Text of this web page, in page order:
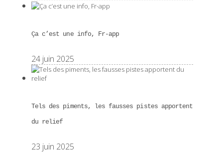
Ça c’est une info, Fr-app
24 juin 2025
Tels des piments, les fausses pistes apportent
du relief
23 juin 2025